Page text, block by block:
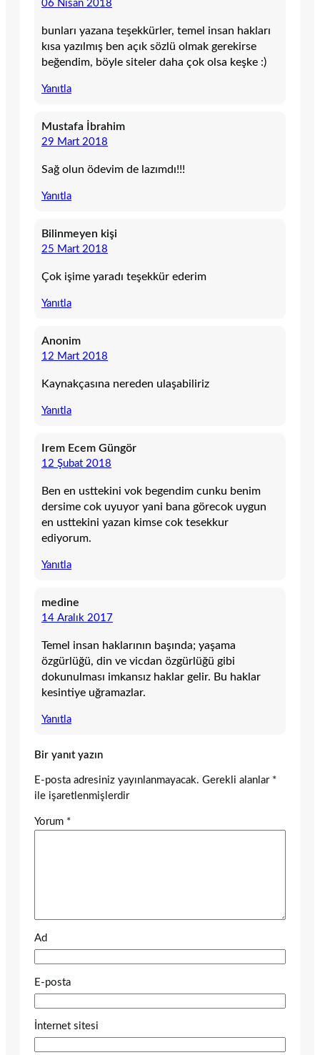
06 Nisan 2018
bunları yazana teşekkürler, temel insan hakları
kısa yazılmış ben açık sözlü olmak gerekirse
beğendim, böyle siteler daha çok olsa keşke :)
Yanıtla
Mustafa İbrahim
29 Mart 2018
Sağ olun ödevim de lazımdı!!!
Yanıtla
Bilinmeyen kişi
25 Mart 2018
Çok işime yaradı teşekkür ederim
Yanıtla
Anonim
12 Mart 2018
Kaynakçasına nereden ulaşabiliriz
Yanıtla
Irem Ecem Güngör
12 Şubat 2018
Ben en usttekini vok begendim cunku benim
dersime cok uyuyor yani bana görecok uygun
en usttekini yazan kimse cok tesekkur
ediyorum.
Yanıtla
medine
14 Aralık 2017
Temel insan haklarının başında; yaşama
özgürlüğü, din ve vicdan özgürlüğü gibi
dokunulması imkansız haklar gelir. Bu haklar
kesintiye uğramazlar.
Yanıtla
Bir yanıt yazın
E-posta adresiniz yayınlanmayacak. Gerekli alanlar *
ile işaretlenmişlerdir
Yorum *
Ad
E-posta
İnternet sitesi